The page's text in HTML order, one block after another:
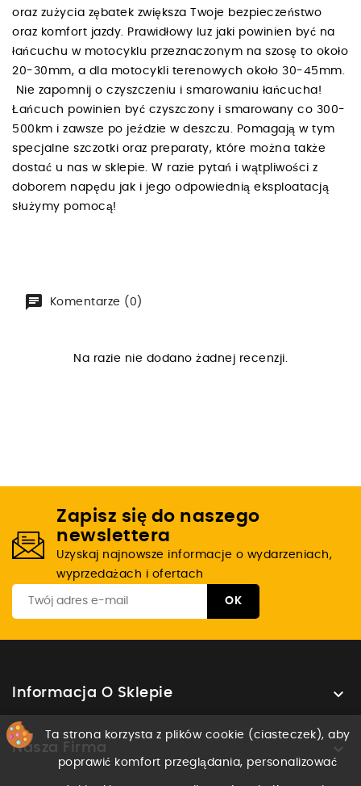
oraz zużycia zębatek zwiększa Twoje bezpieczeństwo
oraz komfort jazdy. Prawidłowy luz jaki powinien być na
łańcuchu w motocyklu przeznaczonym na szosę to około
20-30mm, a dla motocykli terenowych około 30-45mm.
Nie zapomnij o czyszczeniu i smarowaniu łańcucha!
Łańcuch powinien być czyszczony i smarowany co 300-
500km i zawsze po jeździe w deszczu. Pomagają w tym
specjalne szczotki oraz preparaty, które można także
dostać u nas w sklepie. W razie pytań i wątpliwości z
doborem napędu jak i jego odpowiednią eksploatacją
służymy pomocą!
Komentarze (0)
Na razie nie dodano żadnej recenzji.
Zapisz się do naszego
newslettera
Uzyskaj najnowsze informacje o wydarzeniach,
wyprzedażach i ofertach
Informacja O Sklepie 
Nasza Firma 
Ta strona korzysta z plików cookie (ciasteczek), aby
poprawić komfort przeglądania, personalizować